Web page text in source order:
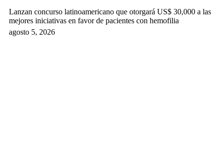
Lanzan concurso latinoamericano que otorgará US$ 30,000 a las
mejores iniciativas en favor de pacientes con hemofilia
agosto 5, 2026